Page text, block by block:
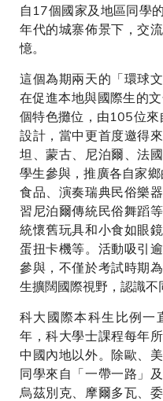
自17個國家及地區同學
年代的城寨佈景下，交
憶。
這個為期兩天的「環球
在促進本地與國際生的
個特色攤位，由105位
設計，當中更首度邀得
坦、蒙古、尼泊爾、法
學生參與，推廣各自家
食品、演奏瑞典民俗樂
習尼泊爾傳統民俗舞蹈
統懷舊玩具和小食如眼
蛋扭卡機等。活動吸引
參與，不僅於考試時期
生擴闊國際視野，認識不
科大國際本科生比例一
年，科大學士課程每年
中國內地以外。除歐、
同學來自「一帶一路」
烏茲別克、摩爾多瓦、